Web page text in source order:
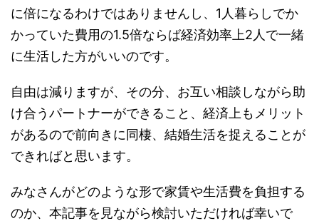
に倍になるわけではありませんし、1人暮らしでか
かっていた費用の1.5倍ならば経済効率上2人で一緒
に生活した方がいいのです。
自由は減りますが、その分、お互い相談しながら助
け合うパートナーができること、経済上もメリット
があるので前向きに同棲、結婚生活を捉えることが
できればと思います。
みなさんがどのような形で家賃や生活費を負担する
のか、本記事を見ながら検討いただければ幸いで